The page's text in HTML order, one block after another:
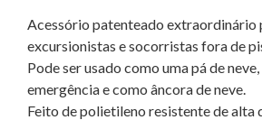
Acessório patenteado extraordinário
excursionistas e socorristas fora de
Pode ser usado como uma pá de
emergência e como âncora de neve.
Feito de polietileno resistente de alta